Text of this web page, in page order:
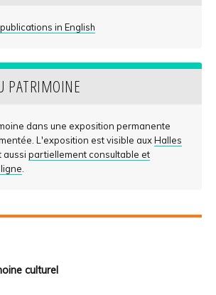
in English
PATRIMOINE
dans une exposition permanente
L'exposition est visible auxHalles
aussi partiellement consultable et
.
culturel